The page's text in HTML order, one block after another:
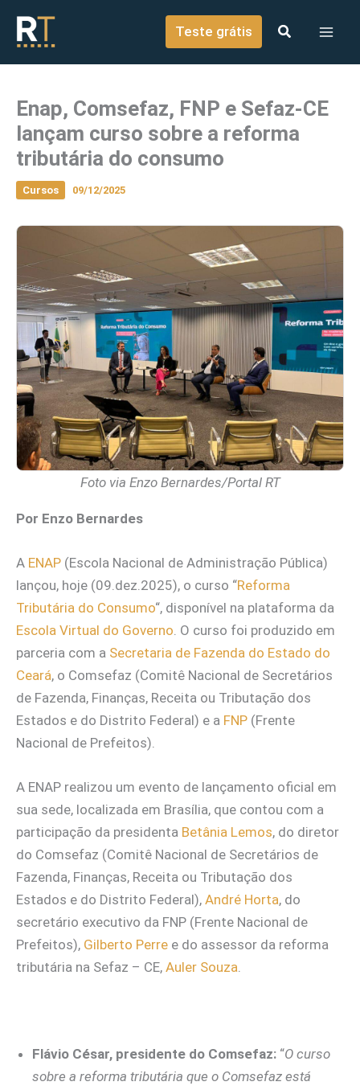
conteúdo
Teste grátis
Enap, Comsefaz, FNP e Sefaz-CE
lançam curso sobre a reforma
tributária do consumo
Cursos 09/12/2025
Foto via Enzo Bernardes/Portal RT
Por Enzo Bernardes
A ENAP (Escola Nacional de Administração Pública)
lançou, hoje (09.dez.2025), o curso “Reforma
Tributária do Consumo“, disponível na plataforma da
Escola Virtual do Governo. O curso foi produzido em
parceria com a Secretaria de Fazenda do Estado do
Ceará, o Comsefaz (Comitê Nacional de Secretários
de Fazenda, Finanças, Receita ou Tributação dos
Estados e do Distrito Federal) e a FNP (Frente
Nacional de Prefeitos).
A ENAP realizou um evento de lançamento oficial em
sua sede, localizada em Brasília, que contou com a
participação da presidenta Betânia Lemos, do diretor
do Comsefaz (Comitê Nacional de Secretários de
Fazenda, Finanças, Receita ou Tributação dos
Estados e do Distrito Federal), André Horta, do
secretário executivo da FNP (Frente Nacional de
Prefeitos), Gilberto Perre e do assessor da reforma
tributária na Sefaz – CE, Auler Souza.
Flávio César, presidente do Comsefaz: “O curso
sobre a reforma tributária que o Comsefaz está